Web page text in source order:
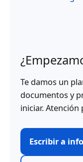
Te damos un
documentos y
iniciar.
Escribir a